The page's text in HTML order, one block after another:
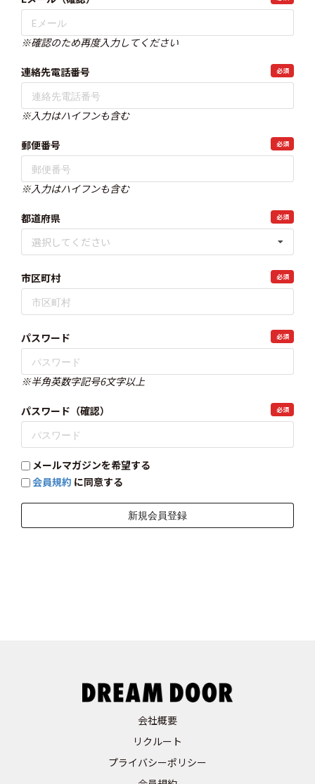
※確認のため再度入力してください
連絡先電話番号 必須
※入力はハイフンも含む
郵便番号 必須
※入力はハイフンも含む
都道府県 必須
選択してください
市区町村 必須
パスワード 必須
※半角英数字記号6文字以上
パスワード（確認） 必須
メールマガジンを希望する
会員規約 に同意する
会社概要
リクルート
プライバシーポリシー